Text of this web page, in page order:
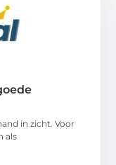
in zicht. Voor
als